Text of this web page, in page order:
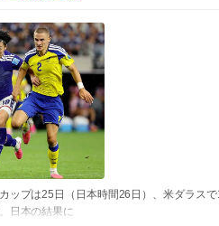
ップは25日（日本時間26日）、米ダラス
日本の結果に